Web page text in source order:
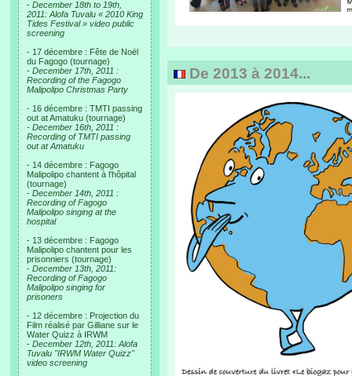
- December 18th to 19th,
2011: Alofa Tuvalu « 2010 King
Tides Festival » video public
screening
- 17 décembre : Fête de Noël
du Fagogo (tournage)
- December 17th, 2011 :
Recording of the Fagogo
Malipolipo Christmas Party
- 16 décembre : TMTI passing
out at Amatuku (tournage)
- December 16th, 2011 :
Recording of TMTI passing
out at Amatuku
- 14 décembre : Fagogo
Malipolipo chantent à l'hôpital
(tournage)
- December 14th, 2011 :
Recording of Fagogo
Malipolipo singing at the
hospital
- 13 décembre : Fagogo
Malipolipo chantent pour les
prisonniers (tournage)
- December 13th, 2011:
Recording of Fagogo
Malipolipo singing for
prisoners
- 12 décembre : Projection du
Film réalisé par Gilliane sur le
Water Quizz à IRWM
- December 12th, 2011: Alofa
Tuvalu "IRWM Water Quizz"
video screening
De 2013 à 2014...